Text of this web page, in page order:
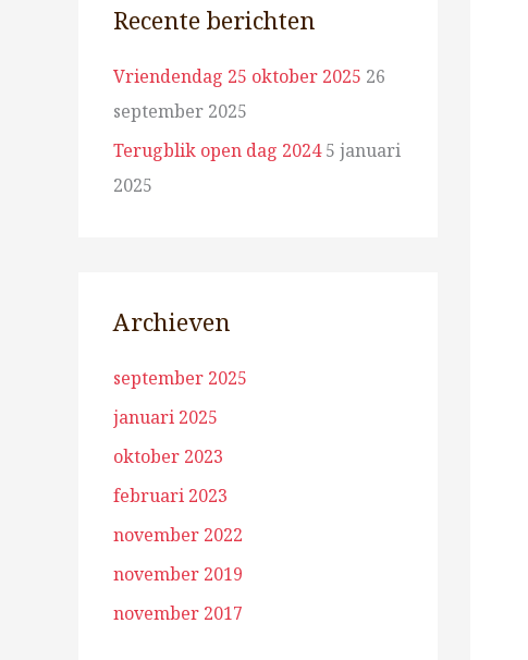
Recente berichten
Vriendendag 25 oktober 2025 26
september 2025
Terugblik open dag 2024 5 januari
2025
Archieven
september 2025
januari 2025
oktober 2023
februari 2023
november 2022
november 2019
november 2017